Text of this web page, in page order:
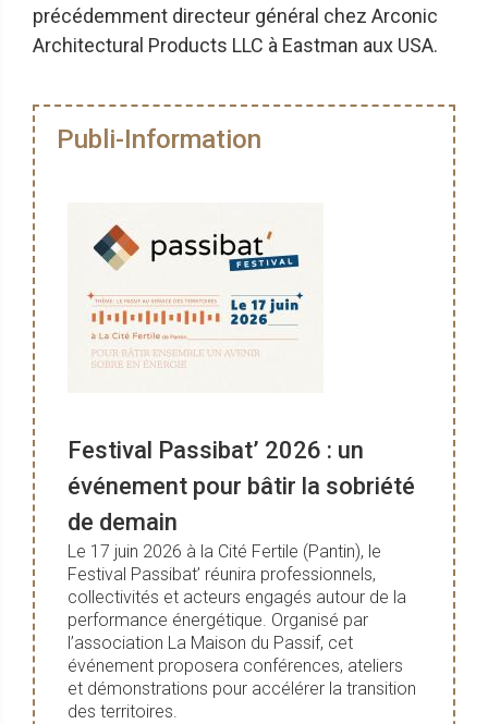
précédemment directeur général chez Arconic
Architectural Products LLC à Eastman aux USA.
Publi-Information
Festival Passibat’ 2026 : un
événement pour bâtir la sobriété
de demain
Le 17 juin 2026 à la Cité Fertile (Pantin), le
Festival Passibat’ réunira professionnels,
collectivités et acteurs engagés autour de la
performance énergétique. Organisé par
l’association La Maison du Passif, cet
événement proposera conférences, ateliers
et démonstrations pour accélérer la transition
des territoires.